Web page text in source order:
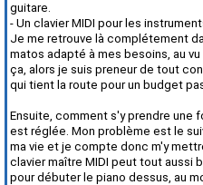
guitare.
- Un clavier MIDI pour les
Je me retrouve là complétement
matos adapté à mes besoins, au
ça, alors je suis preneur de tout
qui tient la route pour un budget
Ensuite, comment s'y prendre une
est réglée. Mon problème est le
ma vie et je compte donc m'y
clavier maître MIDI peut tout aussi
pour débuter le piano dessus, au